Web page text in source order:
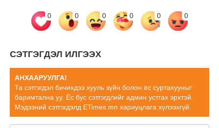
0 0 0 0 0 0
СЭТГЭГДЭЛ ИЛГЭЭХ
АНХААРУУЛГА!
Та сэтгэгдэл бичихдээ хууль зүйн болон ёс суртахууныг
баримтална уу. Ёс бус сэтгэгдлийг админ устгах эрхтэй.
Мэдээний сэтгэгдэлд ETimes.mn хариуцлага хүлээхгүй.